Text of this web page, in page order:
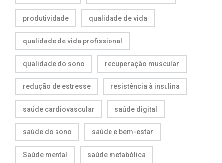
produtividade qualidade de vida
qualidade de vida profissional
qualidade do sono recuperação muscular
redução de estresse resistência à insulina
saúde cardiovascular saúde digital
saúde do sono saúde e bem-estar
Saúde mental saúde metabólica